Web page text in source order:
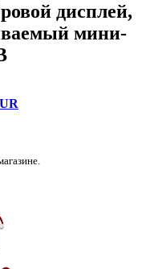
дисплей,
мини-